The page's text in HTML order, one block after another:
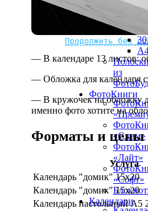
Не нашли Ваш
Мы доставляем по
Продолжить без
из
ФотоКниги
«Слим»
«Лайт»
«Софт»
Календари
— В календаре 13 листов:
— Обложка для календаря
— В кружочек на обложку
именно фото хотите на
Форматы и цены
Услуга
Календарь "домик" 15х20
Календарь "домик" 15х20
Календарь настольный А5